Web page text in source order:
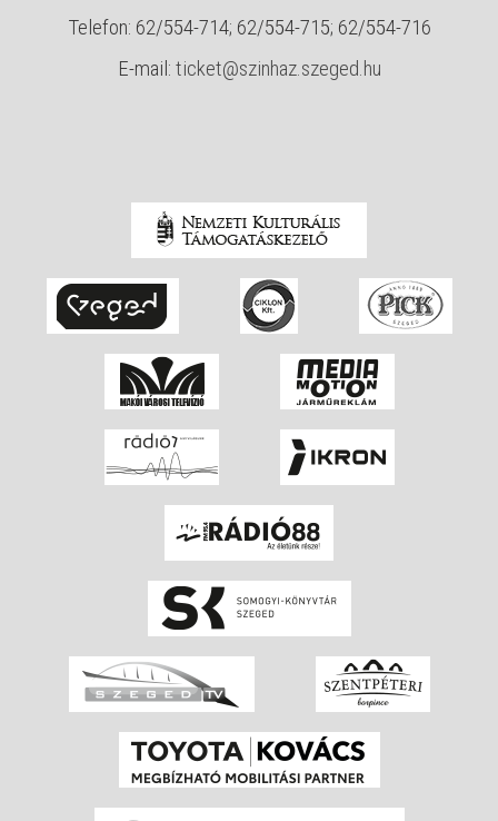
Telefon: 62/554-714; 62/554-715; 62/554-716
E-mail: ticket@szinhaz.szeged.hu